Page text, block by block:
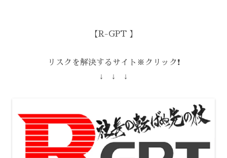
【R-GPT 】
リスクを解決するサイト※クリック❗️
↓ ↓ ↓